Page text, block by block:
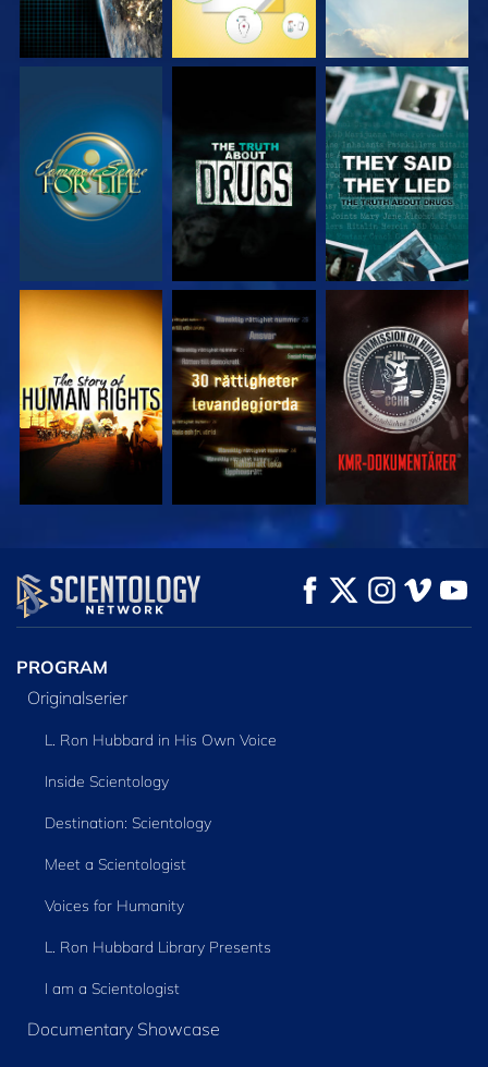
TITTA TITTA TITTA
TITTA TITTA TITTA
TITTA
UTFORSKA
SERIEN
PROGRAM
Originalserier
L. Ron Hubbard in His Own Voice
Inside Scientology
Destination: Scientology
Meet a Scientologist
Voices for Humanity
L. Ron Hubbard Library Presents
I am a Scientologist
Documentary Showcase